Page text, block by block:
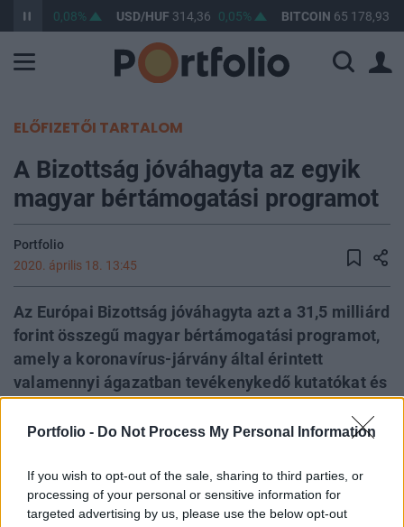
Portfolio - Do Not Process My Personal Information
If you wish to opt-out of the sale, sharing to third parties, or
processing of your personal or sensitive information for
targeted advertising by us, please use the below opt-out
363,47 0,08% USD/HUF 314,36 0,05% BITCOIN 65 178,93
ELŐFIZETŐI TARTALOM
A Bizottság jóváhagyta az egyik
magyar bértámogatási programot
Portfolio
2020. április 18. 13:45
Az Európai Bizottság jóváhagyta azt a 31,5 milliárd
forint összegű magyar bértámogatási programot,
amely a koronavírus-járvány által érintett
valamennyi ágazatban tevékenykedő kutatókat és
programot a Bizottság az állami támogatásokra
keretszabálya alapján hagyta jóvá.
Margrethe Vestager, az Európai Bizottság versenypolitikáért